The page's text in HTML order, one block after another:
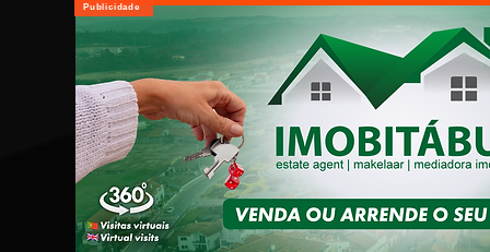
Publicidade